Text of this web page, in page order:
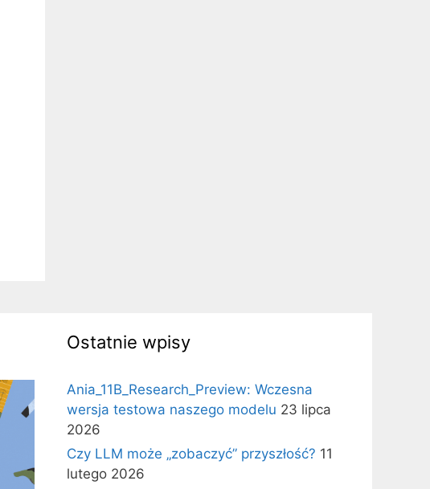
Ostatnie wpisy
Ania_11B_Research_Preview: Wczesna
wersja testowa naszego modelu 23 lipca
2026
Czy LLM może „zobaczyć” przyszłość? 11
lutego 2026